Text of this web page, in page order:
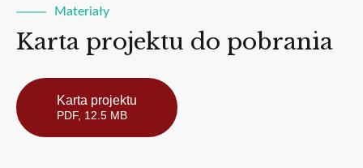
Materiały
Karta projektu do pobrania
Karta projektu
PDF, 12.5 MB